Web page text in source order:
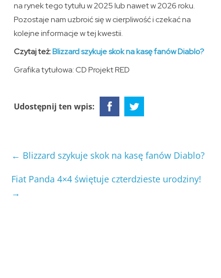
na rynek tego tytułu w 2025 lub nawet w 2026 roku.
Pozostaje nam uzbroić się w cierpliwość i czekać na
kolejne informacje w tej kwestii.
Czytaj też:Blizzard szykuje skok na kasę fanów Diablo?
Grafika tytułowa: CD Projekt RED
Udostępnij ten wpis:
← Blizzard szykuje skok na kasę fanów Diablo?
Fiat Panda 4×4 świętuje czterdzieste urodziny!
→